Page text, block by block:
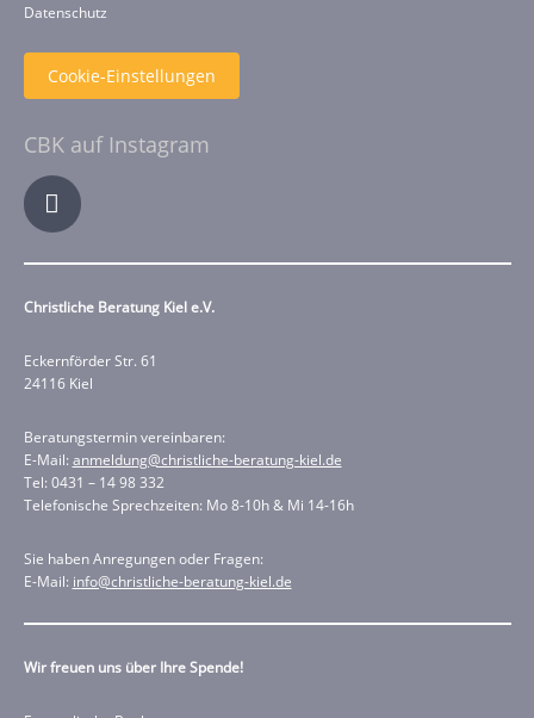
Datenschutz
Cookie-Einstellungen
CBK auf Instagram
Christliche Beratung Kiel e.V.
Eckernförder Str. 61
24116 Kiel
Beratungstermin vereinbaren:
E-Mail: anmeldung@christliche-beratung-kiel.de
Tel: 0431 – 14 98 332
Telefonische Sprechzeiten: Mo 8-10h & Mi 14-16h
Sie haben Anregungen oder Fragen:
E-Mail: info@christliche-beratung-kiel.de
Wir freuen uns über Ihre Spende!